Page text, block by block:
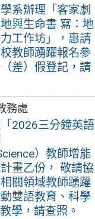
系辦理「客家劇
與生命書 寫：地
工作坊」，惠請
教師踴躍報名參
差）假登記，請
務處
2026三分鐘英語
）教師增能
畫乙份， 敬請協
關領域教師踴躍
雙語教育、科學
學，請查照。